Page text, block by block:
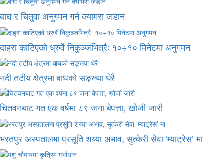
बाघ र चितुवा अनुगमन गर्न क्यामरा जडान
दाह्रा काटिएको ध्रुर्वे निकुञ्जभित्रैः १०÷१० मिनेटमा अनुगमन
नदी तटीय क्षेत्रमा बाघको सङ्ख्या धेरै
चितवनबाट गत एक वर्षमा ८९ जना बेपत्ता, खोजी जारी
भरतपुर अस्पतालमा प्रसूति शय्या अभाव, सुत्केरी सेवा ‘म्याट्रेस’ मा